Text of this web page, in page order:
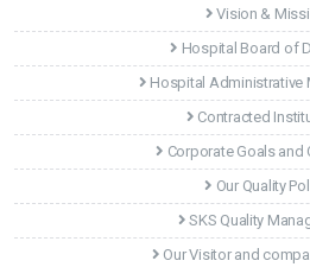
Vision &
Hospital Board of
Hospital Administrative
Contracted
Corporate Goals and
Our Quality
SKS Quality
Our Visitor and